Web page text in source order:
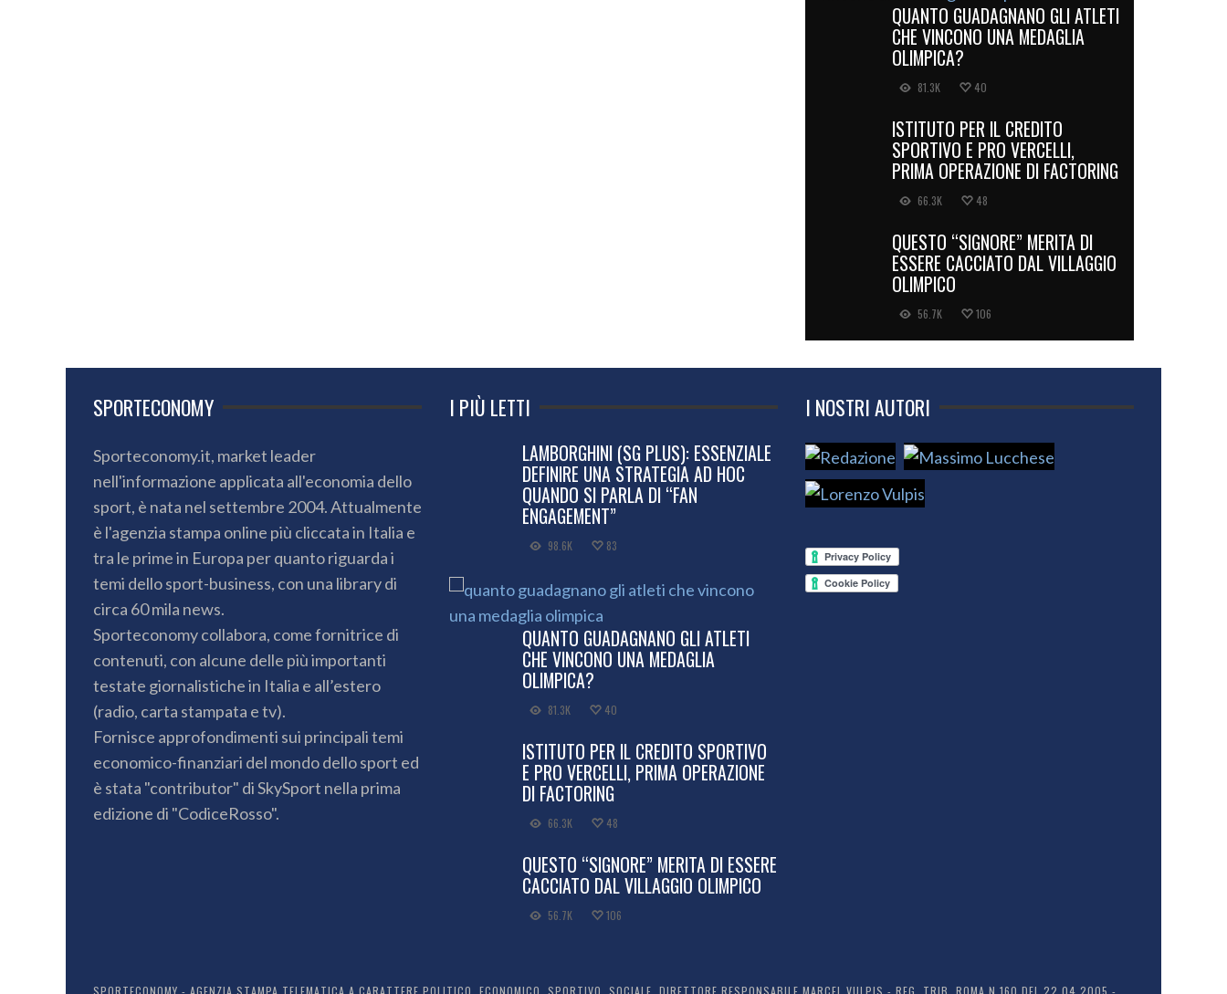
QUANTO GUADAGNANO GLI ATLETI
CHE VINCONO UNA MEDAGLIA
OLIMPICA?
81.3K 40
ISTITUTO PER IL CREDITO
SPORTIVO E PRO VERCELLI,
PRIMA OPERAZIONE DI FACTORING
66.3K 48
QUESTO “SIGNORE” MERITA DI
ESSERE CACCIATO DAL VILLAGGIO
OLIMPICO
56.7K 106
SPORTECONOMY
Sporteconomy.it, market leader
nell'informazione applicata all'economia dello
sport, è nata nel settembre 2004. Attualmente
è l'agenzia stampa online più cliccata in Italia e
tra le prime in Europa per quanto riguarda i
temi dello sport-business, con una library di
circa 60 mila news.
Sporteconomy collabora, come fornitrice di
contenuti, con alcune delle più importanti
testate giornalistiche in Italia e all’estero
(radio, carta stampata e tv).
Fornisce approfondimenti sui principali temi
economico-finanziari del mondo dello sport ed
è stata "contributor" di SkySport nella prima
edizione di "CodiceRosso".
I PIÙ LETTI
LAMBORGHINI (SG PLUS): ESSENZIALE
DEFINIRE UNA STRATEGIA AD HOC
QUANDO SI PARLA DI “FAN
ENGAGEMENT”
98.6K 83
QUANTO GUADAGNANO GLI ATLETI
CHE VINCONO UNA MEDAGLIA
OLIMPICA?
81.3K 40
ISTITUTO PER IL CREDITO SPORTIVO
E PRO VERCELLI, PRIMA OPERAZIONE
DI FACTORING
66.3K 48
QUESTO “SIGNORE” MERITA DI ESSERE
CACCIATO DAL VILLAGGIO OLIMPICO
56.7K 106
I NOSTRI AUTORI
SPORTECONOMY - AGENZIA STAMPA TELEMATICA A CARATTERE POLITICO, ECONOMICO, SPORTIVO, SOCIALE. DIRETTORE RESPONSABILE MARCEL VULPIS - REG. TRIB. ROMA N.160 DEL 22.04.2005 -